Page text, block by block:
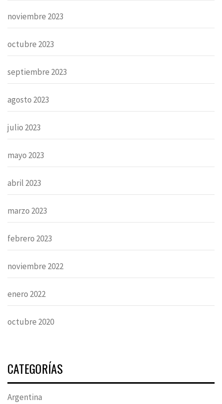
noviembre 2023
octubre 2023
septiembre 2023
agosto 2023
julio 2023
mayo 2023
abril 2023
marzo 2023
febrero 2023
noviembre 2022
enero 2022
octubre 2020
CATEGORÍAS
Argentina